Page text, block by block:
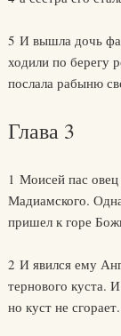
5 И вышла дочь
ходили по берегу
послала рабыню
Глава 3
1 Моисей пас
Мадиамского.
пришел к горе
2 И явился ему
тернового куста.
но куст не сгорает.